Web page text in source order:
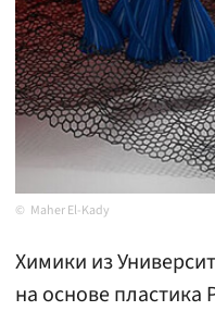
Maher El-Kady
Химики из
на основе